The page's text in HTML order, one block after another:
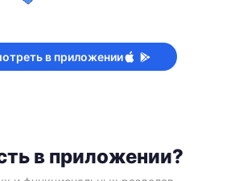
в приложении
в приложении?